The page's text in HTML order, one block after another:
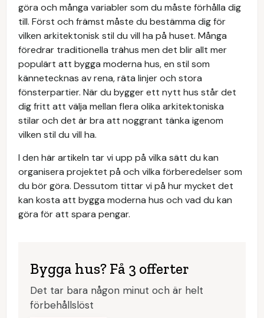
göra och många variabler som du måste förhålla dig
till. Först och främst måste du bestämma dig för
vilken arkitektonisk stil du vill ha på huset. Många
föredrar traditionella trähus men det blir allt mer
populärt att bygga moderna hus, en stil som
kännetecknas av rena, räta linjer och stora
fönsterpartier. När du bygger ett nytt hus står det
dig fritt att välja mellan flera olika arkitektoniska
stilar och det är bra att noggrant tänka igenom
vilken stil du vill ha.
I den här artikeln tar vi upp på vilka sätt du kan
organisera projektet på och vilka förberedelser som
du bör göra. Dessutom tittar vi på hur mycket det
kan kosta att bygga moderna hus och vad du kan
göra för att spara pengar.
Bygga hus? Få 3 offerter
Det tar bara någon minut och är helt
förbehållslöst